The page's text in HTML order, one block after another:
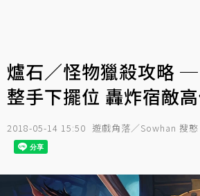
爐石／怪物獵殺攻略
整手下擺位 轟炸宿敵
2018-05-14 15:50 遊戲角落／Sowhan 搜憨